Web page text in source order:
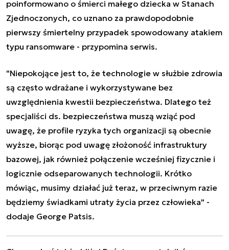
poinformowano o śmierci małego dziecka w Stanach
Zjednoczonych, co uznano za prawdopodobnie
pierwszy śmiertelny przypadek spowodowany atakiem
typu ransomware - przypomina serwis.
"Niepokojące jest to, że technologie w służbie zdrowia
są często wdrażane i wykorzystywane bez
uwzględnienia kwestii bezpieczeństwa. Dlatego też
specjaliści ds. bezpieczeństwa muszą wziąć pod
uwagę, że profile ryzyka tych organizacji są obecnie
wyższe, biorąc pod uwagę złożoność infrastruktury
bazowej, jak również połączenie wcześniej fizycznie i
logicznie odseparowanych technologii. Krótko
mówiąc, musimy działać już teraz, w przeciwnym razie
będziemy świadkami utraty życia przez człowieka" -
dodaje George Patsis.